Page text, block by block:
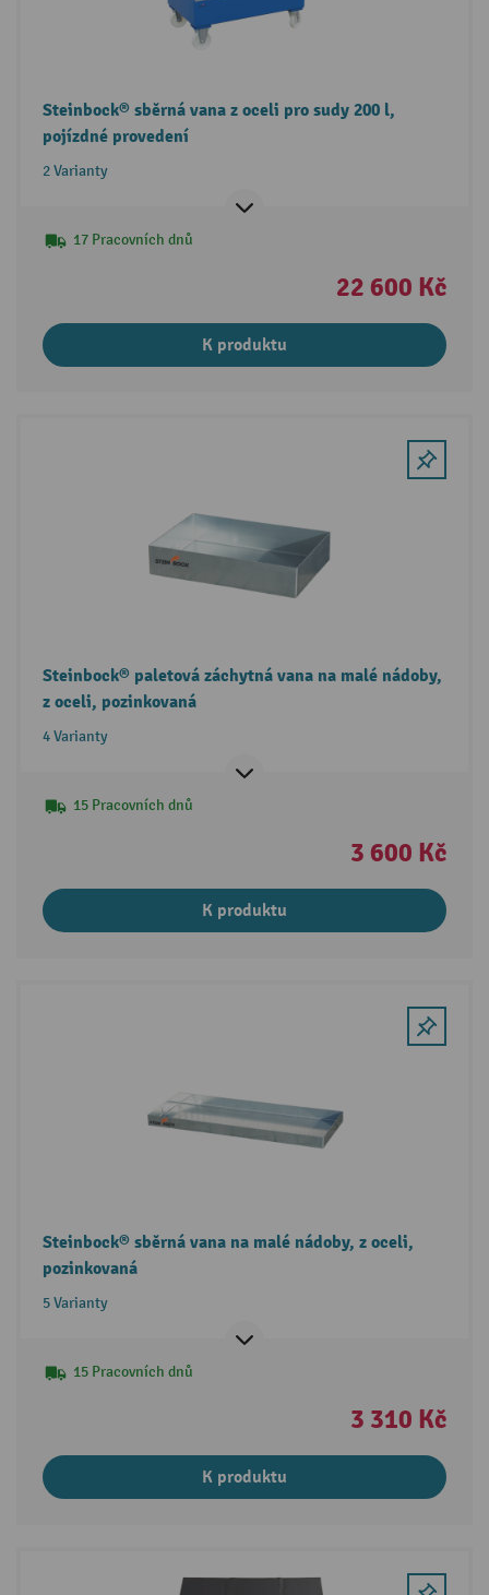
Steinbock® sběrná vana z oceli pro sudy 200 l,
pojízdné provedení
2 Varianty
17 Pracovních dnů
22 600 Kč
K produktu
Steinbock® paletová záchytná vana na malé nádoby,
z oceli, pozinkovaná
4 Varianty
15 Pracovních dnů
3 600 Kč
K produktu
Steinbock® sběrná vana na malé nádoby, z oceli,
pozinkovaná
5 Varianty
15 Pracovních dnů
3 310 Kč
K produktu